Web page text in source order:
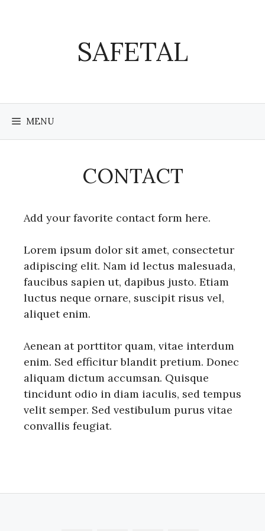
SAFETAL
MENU
CONTACT
Add your favorite contact form here.
Lorem ipsum dolor sit amet, consectetur
adipiscing elit. Nam id lectus malesuada,
faucibus sapien ut, dapibus justo. Etiam
luctus neque ornare, suscipit risus vel,
aliquet enim.
Aenean at porttitor quam, vitae interdum
enim. Sed efficitur blandit pretium. Donec
aliquam dictum accumsan. Quisque
tincidunt odio in diam iaculis, sed tempus
velit semper. Sed vestibulum purus vitae
convallis feugiat.